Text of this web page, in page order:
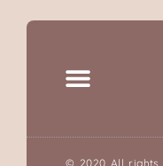
© 2020 All rights